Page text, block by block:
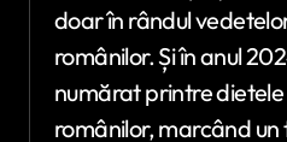
doar în rândul
românilor. Și în anul
numărat printre
românilor, marcând